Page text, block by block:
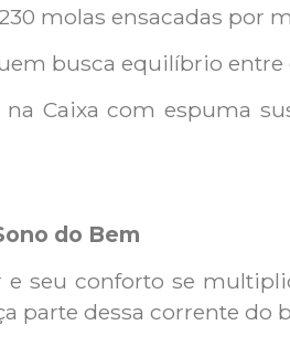
molas ensacadas por
busca equilíbrio
Caixa com espuma
do Bem
seu conforto se
parte dessa corrente do